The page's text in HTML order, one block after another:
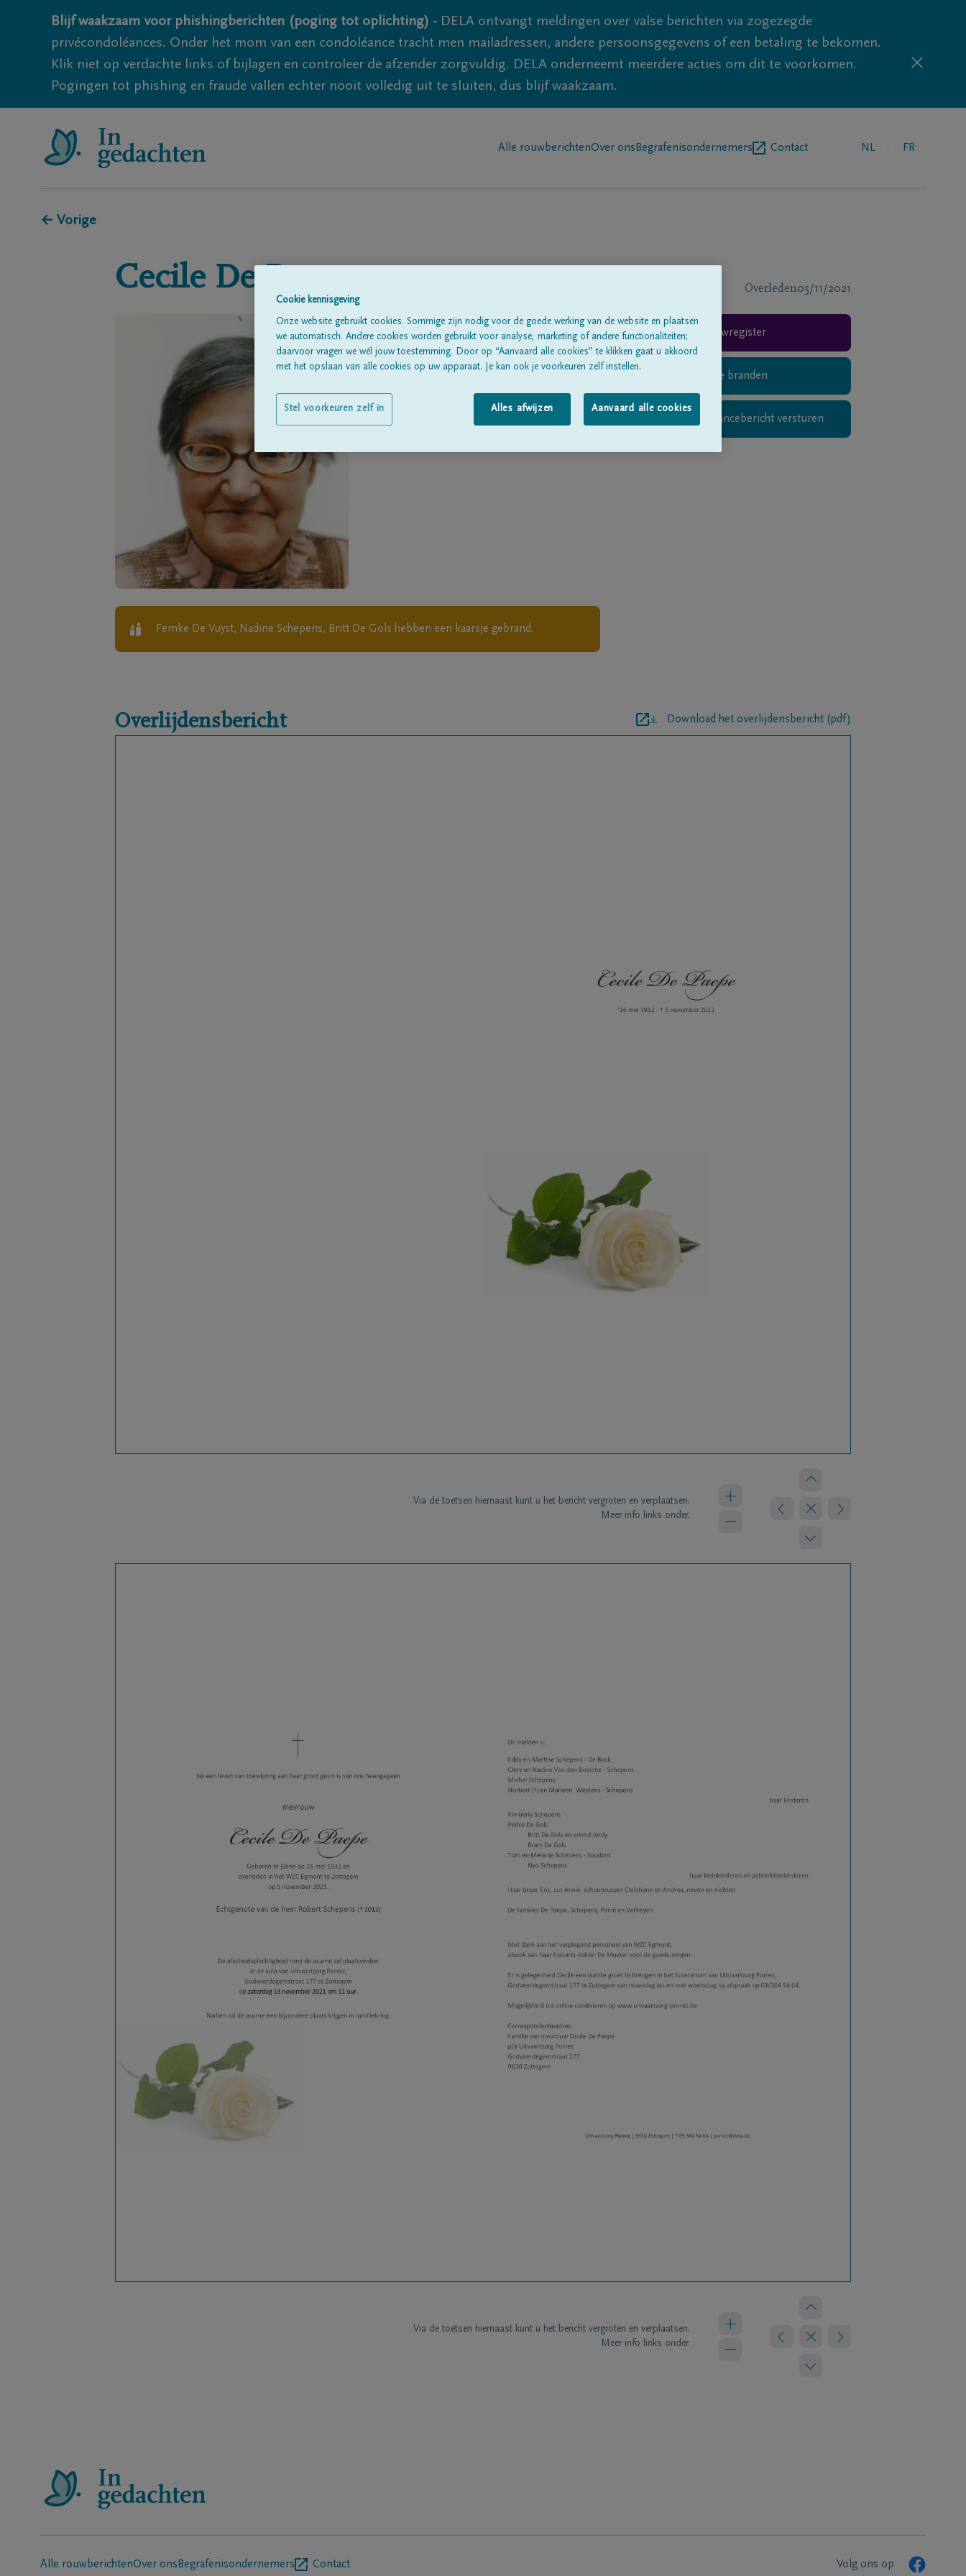
Blijf waakzaam voor phishingberichten (poging tot oplichting) - DELA ontvangt meldingen over valse berichten via zogezegde
privécondoléances. Onder het mom van een condoléance tracht men mailadressen, andere persoonsgegevens of een betaling te bekomen.
Klik niet op verdachte links of bijlagen en controleer de afzender zorgvuldig. DELA onderneemt meerdere acties om dit te voorkomen.
Pogingen tot phishing en fraude vallen echter nooit volledig uit te sluiten, dus blijf waakzaam.
Alle rouwberichtenOver ons Begrafenisondernemers Contact NL FR
← Vorige
Cecile De Paepe Overleden05/11/2021
Geboren te Elene op 16/05/1932
Overleden te ZOTTEGEM op 05/11/2021
Woonachtig te Zottegem
Femke De Vuyst, Nadine Schepens, Britt De Gols hebben een kaarsje gebrand.
Rouwregister
Digitaal kaarsje branden
Privé condoléancebericht versturen
Overlijdensbericht Download het overlijdensbericht (pdf)
Via de toetsen hiernaast kunt u het bericht vergroten en verplaatsen.
Meer info links onder.
Via de toetsen hiernaast kunt u het bericht vergroten en verplaatsen.
Meer info links onder.
Alle rouwberichtenOver ons Begrafenisondernemers Contact Volg ons op
Cookie kennisgeving
Onze website gebruikt cookies. Sommige zijn nodig voor de goede werking van de website en plaatsen
we automatisch. Andere cookies worden gebruikt voor analyse, marketing of andere functionaliteiten;
daarvoor vragen we wél jouw toestemming. Door op “Aanvaard alle cookies” te klikken gaat u akkoord
met het opslaan van alle cookies op uw apparaat. Je kan ook je voorkeuren zelf instellen.
Alles afwijzen Aanvaard alle cookies
Stel voorkeuren zelf in